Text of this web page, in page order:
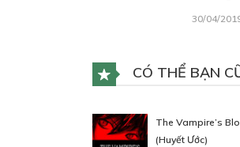
30/04/
CÓ THỂ BẠN
The Vampire’s
(Huyết Ước)